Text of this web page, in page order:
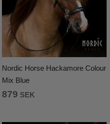
Nordic Horse Hackamore Colour
Mix Blue
879 SEK